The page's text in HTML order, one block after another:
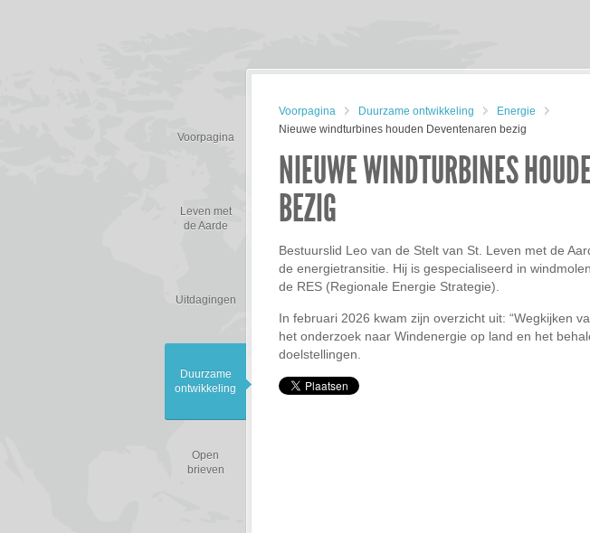
Voorpagina
Leven met
de Aarde
Uitdagingen
Duurzame
ontwikkeling
Open
brieven
Voorpagina Duurzame ontwikkeling
Energie
Nieuwe windturbines houden Deventenaren bezig
NIEUWE WINDTURBINES
BEZIG
Bestuurslid Leo van de Stelt van St. Leven met de
de energietransitie. Hij is gespecialiseerd in
de RES (Regionale Energie Strategie).
In februari 2026 kwam zijn overzicht uit: “Wegkijken
het onderzoek naar Windenergie op land en het
doelstellingen.